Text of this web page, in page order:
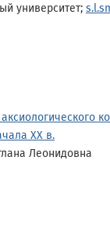
университет;
XX в.
Леонидовна